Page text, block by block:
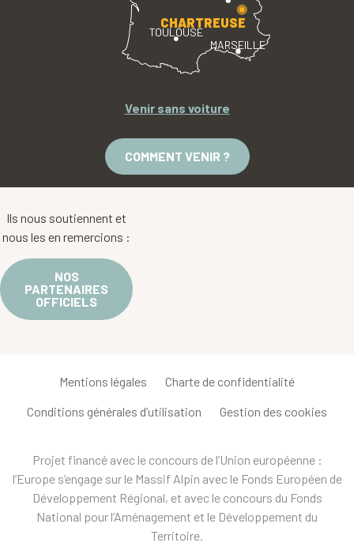
TOULOUSE
MARSEILLE
CHARTREUSE
Venir sans voiture
COMMENT VENIR ?
Ils nous soutiennent et
nous les en remercions :
NOS
PARTENAIRES
OFFICIELS
Mentions légales Charte de confidentialité
Conditions générales d’utilisation Gestion des cookies
Projet financé avec le concours de l’Union européenne :
l’Europe s’engage sur le Massif Alpin avec le Fonds Européen de
Développement Régional, et avec le concours du Fonds
National pour l’Aménagement et le Développement du
Territoire.